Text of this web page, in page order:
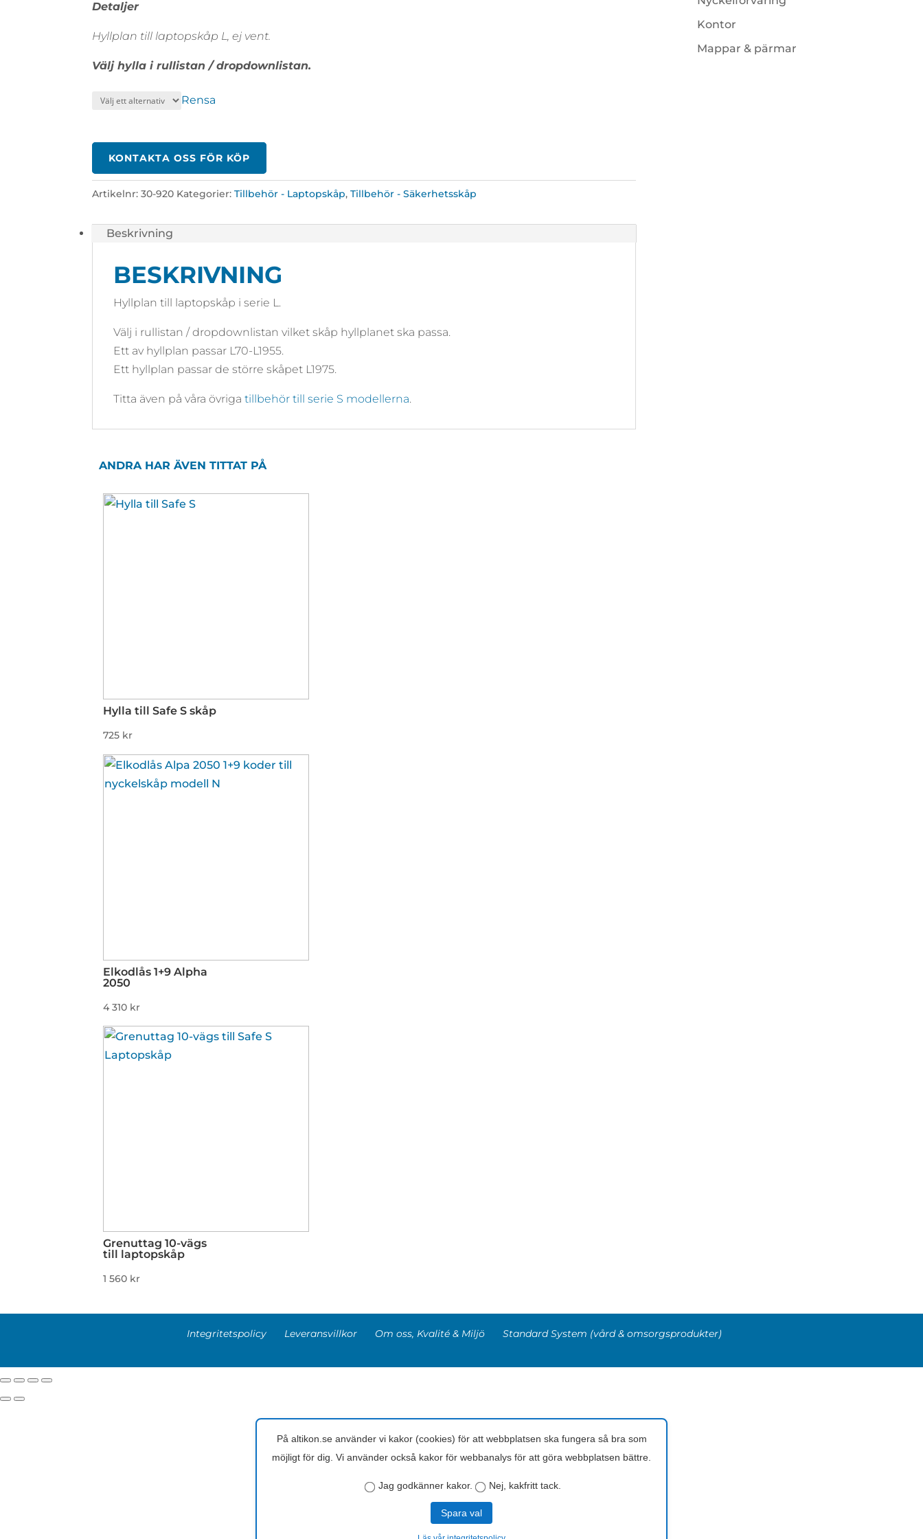
810 kr
Detaljer
Hyllplan till laptopskåp L, ej vent.
Välj hylla i rullistan / dropdownlistan.
Rensa
KONTAKTA OSS FÖR KÖP
Artikelnr:30-920 Kategorier:Tillbehör - Laptopskåp,Tillbehör - Säkerhetsskåp
Beskrivning
BESKRIVNING
Hyllplan till laptopskåp i serie L.
Välj i rullistan / dropdownlistan vilket skåp hyllplanet ska passa.
Ett av hyllplan passar L70-L1955.
Ett hyllplan passar de större skåpet L1975.
Titta även på våra övrigatillbehör till serie S modellerna.
ANDRA HAR ÄVEN TITTAT PÅ
Hylla till Safe S skåp
725 kr
Elkodlås 1+9 Alpha
2050
4 310 kr
Grenuttag 10-vägs
till laptopskåp
1 560 kr
Kontor
Mappar & pärmar
Integritetspolicy Leveransvillkor Om oss, Kvalité & Miljö Standard System (vård & omsorgsprodukter)
På altikon.se använder vi kakor (cookies) för att webbplatsen ska fungera så bra som
möjligt för dig. Vi använder också kakor för webbanalys för att göra webbplatsen bättre.
Jag godkänner kakor. Nej, kakfritt tack.
Spara val